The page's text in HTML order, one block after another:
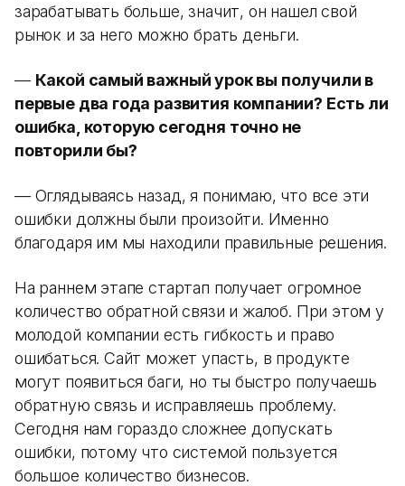
зарабатывать больше, значит, он нашел свой
рынок и за него можно брать деньги.
— Какой самый важный урок вы получили в
первые два года развития компании? Есть ли
ошибка, которую сегодня точно не
повторили бы?
— Оглядываясь назад, я понимаю, что все эти
ошибки должны были произойти. Именно
благодаря им мы находили правильные решения.
На раннем этапе стартап получает огромное
количество обратной связи и жалоб. При этом у
молодой компании есть гибкость и право
ошибаться. Сайт может упасть, в продукте
могут появиться баги, но ты быстро получаешь
обратную связь и исправляешь проблему.
Сегодня нам гораздо сложнее допускать
ошибки, потому что системой пользуется
большое количество бизнесов.